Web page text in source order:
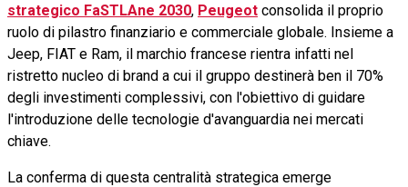
strategico FaSTLAne 2030, Peugeot consolida il proprio
ruolo di pilastro finanziario e commerciale globale. Insieme a
Jeep, FIAT e Ram, il marchio francese rientra infatti nel
ristretto nucleo di brand a cui il gruppo destinerà ben il 70%
degli investimenti complessivi, con l'obiettivo di guidare
l'introduzione delle tecnologie d'avanguardia nei mercati
chiave.
La conferma di questa centralità strategica emerge